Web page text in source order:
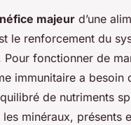
majeur d’une
le renforcement du
Pour fonctionner de
immunitaire a besoin
de nutriments
minéraux, présents